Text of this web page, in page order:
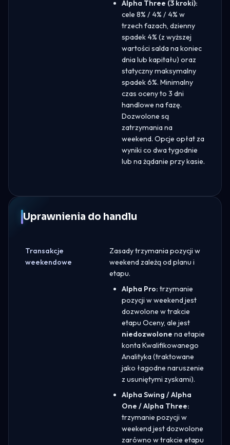
Alpha Three (3 kroki):
cele 8% / 4% / 4% w
trzech fazach, dzienny
spadek 4% (z wyższej
wartości salda na koniec
dnia lub kapitału) oraz
statyczny maksymalny
spadek 6%. Minimalny
czas oceny to 3 dni
handlowe na fazę.
Dozwolone są
zatrzymania na
weekend. Opcje opłat za
wyniki co dwa tygodnie
lub na żądanie przy kasie.
Uprawnienia do handlu
Transakcje
weekendowe
Zasady trzymania pozycji w
weekend zależą od planu i
etapu.
Alpha Pro: trzymanie
pozycji w weekend jest
dozwolone w trakcie
etapu Oceny, ale jest
niedozwolone na etapie
konta Kwalifikowanego
Analityka (traktowane
jako łagodne naruszenie
z usuniętymi zyskami).
Alpha Swing / Alpha
One / Alpha Three:
trzymanie pozycji w
weekend jest dozwolone
zarówno w trakcie etapu